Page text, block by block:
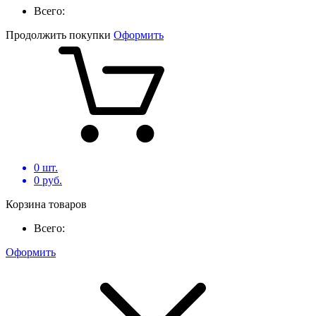
Всего:
Продолжить покупки Оформить
0 шт.
0 руб.
Корзина товаров
Всего:
Оформить